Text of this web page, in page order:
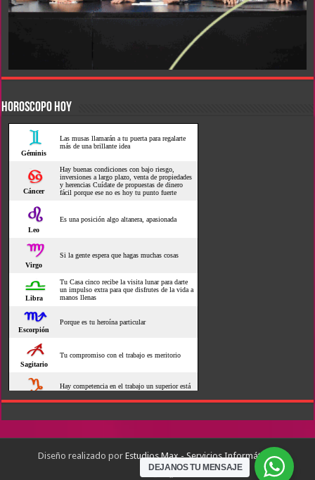
DEJANOS TU MENSAJE
HOROSCOPO HOY
Diseño realizado por Estudios Max - Servicios Informáticos